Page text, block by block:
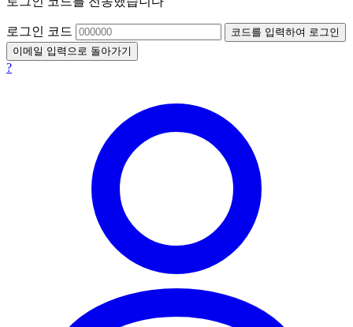
로그인 코드
코드를 입력하여 로그인
이메일 입력으로 돌아가기
?